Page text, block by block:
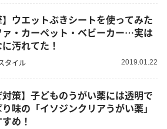
】ウエットぶきシートを使ってみた
ァ・カーペット・ベビーカー…実は
汚れてた！
タイル 2019.01.22
対策】子どものうがい薬には透明で
味の「イソジンクリアうがい薬」
め！